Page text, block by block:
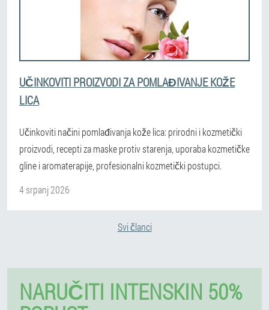
UČINKOVITI PROIZVODI ZA POMLAĐIVANJE KOŽE
LICA
Učinkoviti načini pomlađivanja kože lica: prirodni i kozmetički
proizvodi, recepti za maske protiv starenja, uporaba kozmetičke
gline i aromaterapije, profesionalni kozmetički postupci.
4 srpanj 2026
Svi članci
NARUČITI INTENSKIN 50%